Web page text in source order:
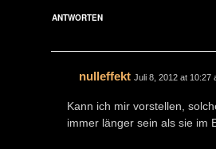
ANTWORTEN
nulleffekt Juli 8, 2012 at 10:27
Kann ich mir vorstellen,
immer länger sein als sie im